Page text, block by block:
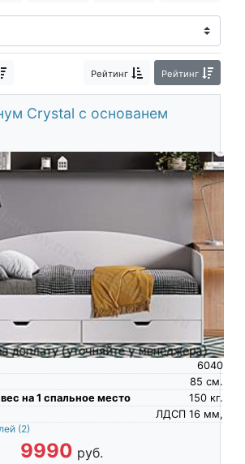
(Детские кровати)
(Шкафы)
городу
Рейтинг Рейтинг
Crystal с основанем
6040
см.
85
на 1 спальное место
кг.
150
ЛДСП 16 мм,
(2)
9990 руб.